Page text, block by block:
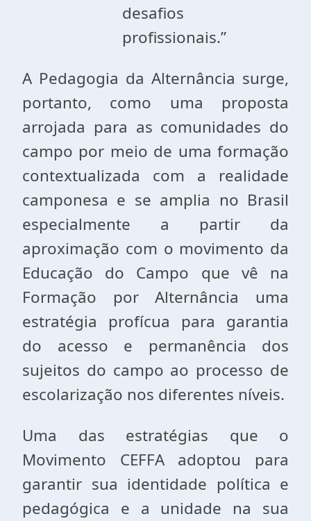
desafios
profissionais.”
A Pedagogia da Alternância surge,
portanto, como uma proposta
arrojada para as comunidades do
campo por meio de uma formação
contextualizada com a realidade
camponesa e se amplia no Brasil
especialmente a partir da
aproximação com o movimento da
Educação do Campo que vê na
Formação por Alternância uma
estratégia profícua para garantia
do acesso e permanência dos
sujeitos do campo ao processo de
escolarização nos diferentes níveis.
Uma das estratégias que o
Movimento CEFFA adoptou para
garantir sua identidade política e
pedagógica e a unidade na sua